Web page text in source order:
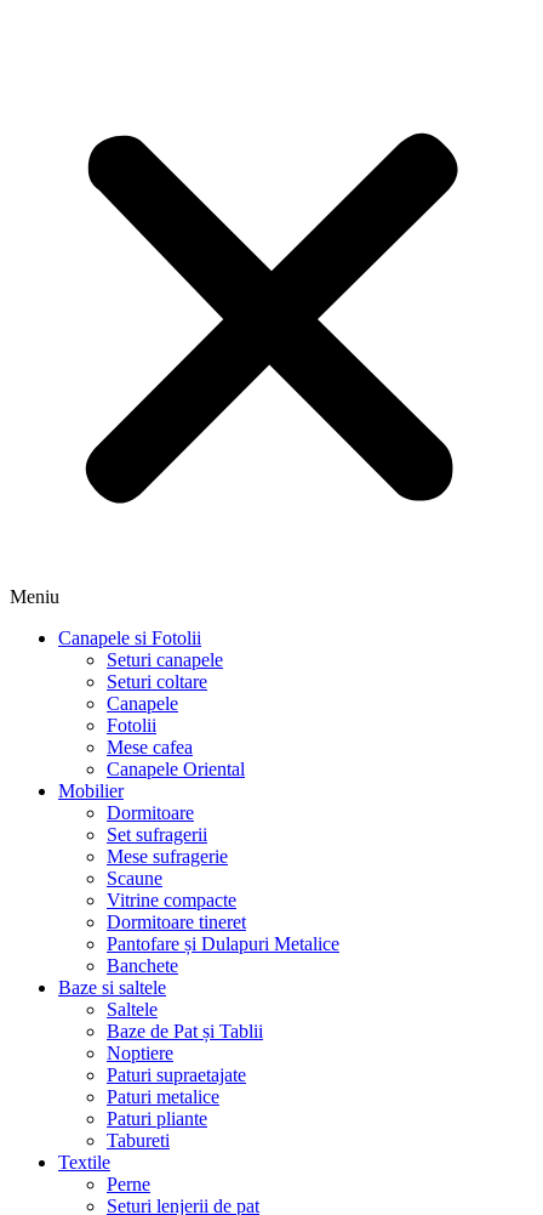
Meniu
Canapele si Fotolii
Seturi canapele
Seturi coltare
Canapele
Fotolii
Mese cafea
Canapele Oriental
Mobilier
Dormitoare
Set sufragerii
Mese sufragerie
Scaune
Vitrine compacte
Dormitoare tineret
Pantofare și Dulapuri Metalice
Banchete
Baze si saltele
Saltele
Baze de Pat și Tablii
Noptiere
Paturi supraetajate
Paturi metalice
Paturi pliante
Tabureti
Textile
Perne
Seturi lenjerii de pat